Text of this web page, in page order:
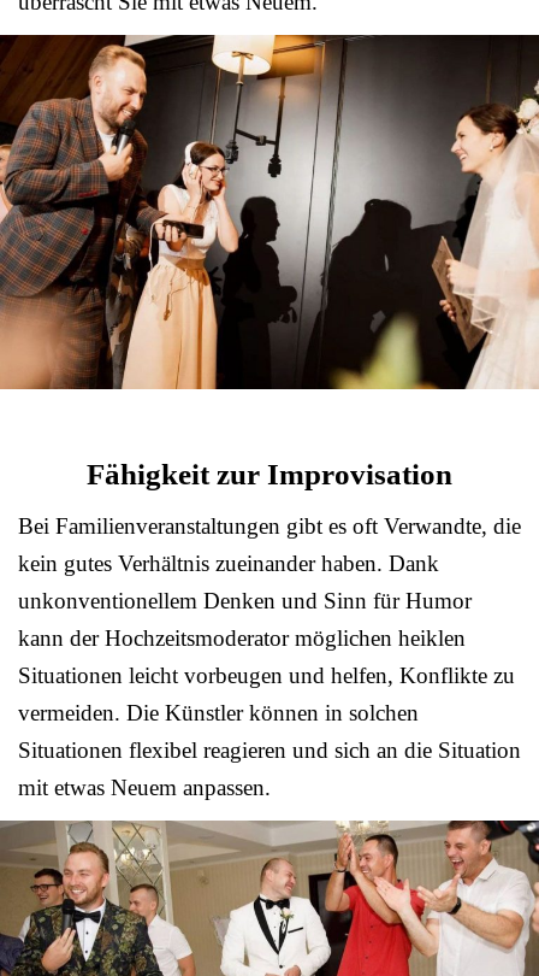
Fähigkeit zur Improvisation
Bei Familienveranstaltungen gibt es oft Verwandte, die
kein gutes Verhältnis zueinander haben. Dank
unkonventionellem Denken und Sinn für Humor
kann der Hochzeitsmoderator möglichen heiklen
Situationen leicht vorbeugen und helfen, Konflikte zu
vermeiden. Die Künstler können in solchen
Situationen flexibel reagieren und sich an die Situation
mit etwas Neuem anpassen.